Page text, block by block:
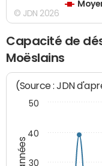
© JDN 2026
Capacité de
Moëslains
(Source : JDN
30
40
50